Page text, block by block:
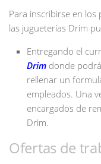
Para inscribirse en
las jugueterías Drim
Entregando el
Drim donde
rellenar un
empleados. Una
encargados de
Drim.
Ofertas de